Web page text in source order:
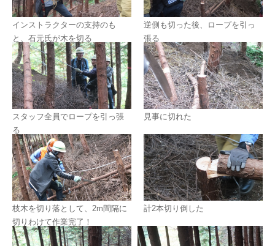
インストラクターの支持のも
と、石元氏が木を切る
逆側も切った後、ロープを引っ
張る
スタッフ全員でロープを引っ張
る
見事に切れた
枝木を切り落として、2m間隔に
切りわけて作業完了！
計2本切り倒した